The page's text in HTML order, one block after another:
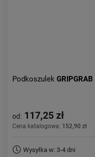
Podkoszulek GRIPGRAB
od: 117,25 zł
Cena katalogowa: 152,90 zł
Wysyłka w: 3-4 dni